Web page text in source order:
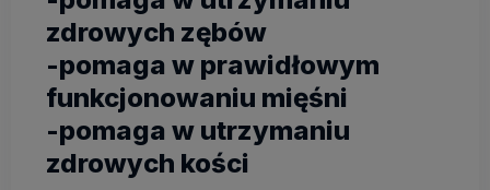
zdrowych zębów
-pomaga w prawidłowym
funkcjonowaniu mięśni
-pomaga w utrzymaniu
zdrowych kości